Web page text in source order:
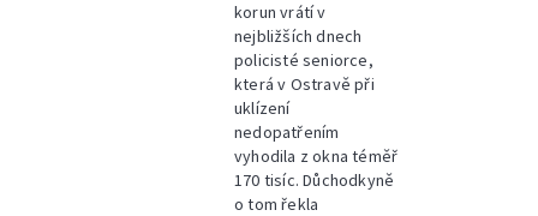
korun vrátí v
nejbližších dnech
policisté seniorce,
která v Ostravě při
uklízení
nedopatřením
vyhodila z okna téměř
170 tisíc. Důchodkyně
o tom řekla